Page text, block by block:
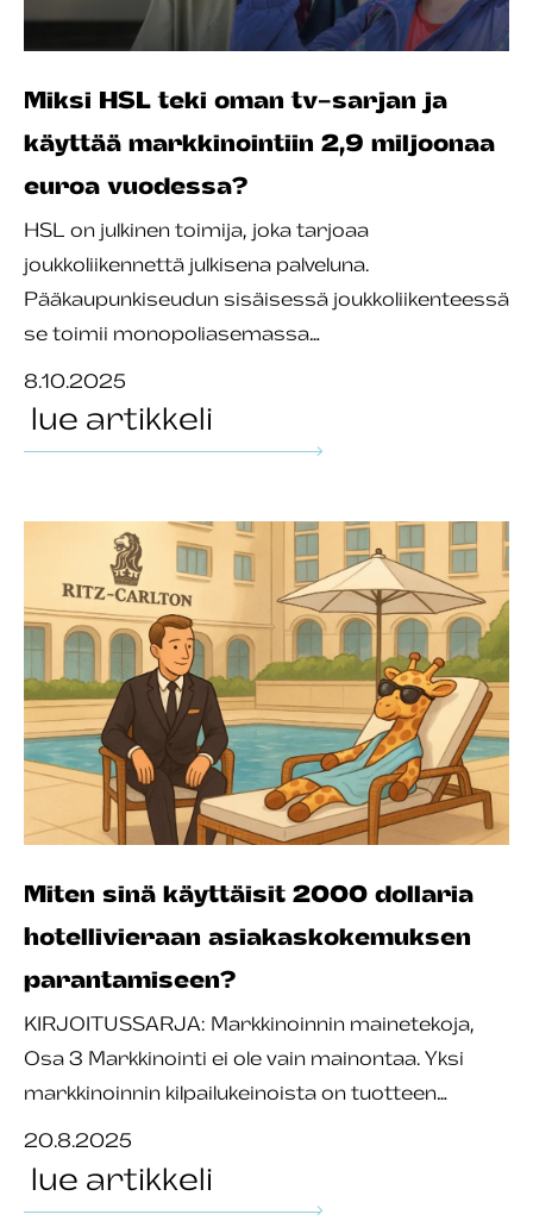
Miksi HSL teki oman tv-sarjan ja
käyttää markkinointiin 2,9 miljoonaa
euroa vuodessa?
HSL on julkinen toimija, joka tarjoaa
joukkoliikennettä julkisena palveluna.
Pääkaupunkiseudun sisäisessä joukkoliikenteessä
se toimii monopoliasemassa…
8.10.2025
lue artikkeli
Miten sinä käyttäisit 2000 dollaria
hotellivieraan asiakaskokemuksen
parantamiseen?
KIRJOITUSSARJA: Markkinoinnin mainetekoja,
Osa 3 Markkinointi ei ole vain mainontaa. Yksi
markkinoinnin kilpailukeinoista on tuotteen…
20.8.2025
lue artikkeli